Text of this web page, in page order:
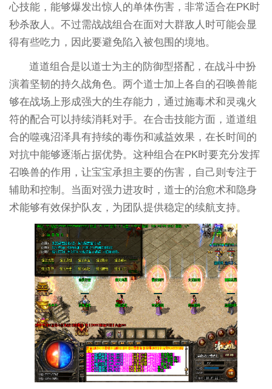
心技能，能够爆发出惊人的单体伤害，非常适合在PK时
秒杀敌人。不过需战战组合在面对大群敌人时可能会显
得有些吃力，因此要避免陷入被包围的境地。
道道组合是以道士为主的防御型搭配，在战斗中扮
演着坚韧的持久战角色。两个道士加上各自的召唤兽能
够在战场上形成强大的生存能力，通过施毒术和灵魂火
符的配合可以持续消耗对手。在合击技能方面，道道组
合的噬魂沼泽具有持续的毒伤和减益效果，在长时间的
对抗中能够逐渐占据优势。这种组合在PK时要充分发挥
召唤兽的作用，让宝宝承担主要的伤害，自己则专注于
辅助和控制。当面对强力进攻时，道士的治愈术和隐身
术能够有效保护队友，为团队提供稳定的续航支持。